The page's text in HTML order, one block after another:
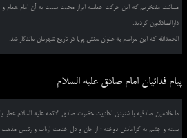
میباشد. مفتخریم که این حرکت حماسه ابراز محبت نسبت به آن امام همام و
دارالصادقیون گردید.
الحمدالله که این مراسم به عنوان سنتی پویا در تاریخ شهرمان ماندگار شد.
پیام فدائیان امام صادق علیه السلام
ما خادمین صادقیه با شنیدن احادیث حضرت صادق الائمه علیه السلام عطر
بسته و چشم به کراماتش دوخته ؛ از جان و دل خدمت ارباب و رئیس مذهب